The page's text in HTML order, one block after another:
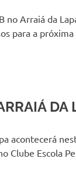
no Arraiá da
para a
DA
acontecerá
Clube Escola